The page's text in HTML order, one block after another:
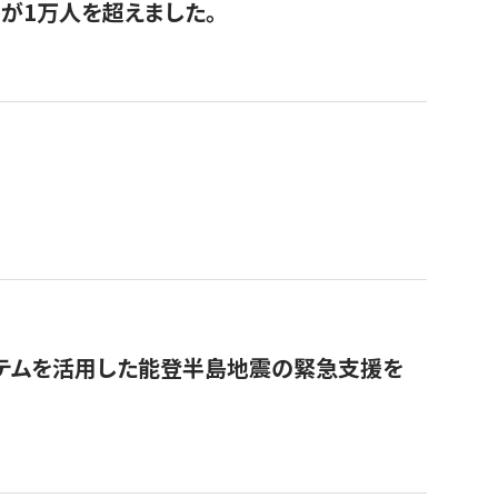
1万人を超えました。
ムを活用した能登半島地震の緊急支援を